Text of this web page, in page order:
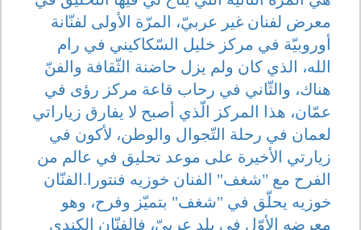
معرض لفنان غير عربيّ، المرّة الأولى لفنّانة
أوروبيّة في مركز خليل السّكاكيني في رام
الله، الذي كان ولم يزل حاضنة الثّقافة والفنّ
هناك، والثّاني في رحاب قاعة مركز رؤى في
عمّان، هذا المركز الّذي أصبح لا يفارق زياراتي
لعمان في رحلة التّجوال والوطن، لأكون في
زيارتي الأخيرة على موعد تحليق في عالم من
الفرح مع "شغف" الفنان خوزيه فنتورا.الفنّان
خوزيه يحلّق في "شغف" بتميّز وفرح، وهو
معرضه الأوّل في بلد عربيّ، فالفنّان الكندي